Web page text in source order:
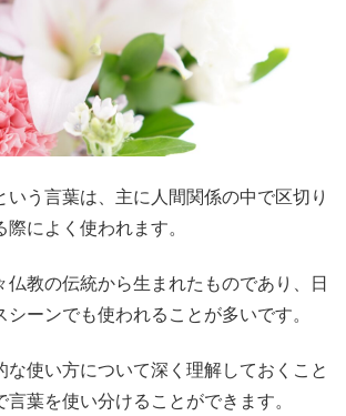
いう言葉は、主に人間関係の中で区切り
によく使われます。
仏教の伝統から生まれたものであり、日
ーンでも使われることが多いです。
な使い方について深く理解しておくこと
言葉を使い分けることができます。